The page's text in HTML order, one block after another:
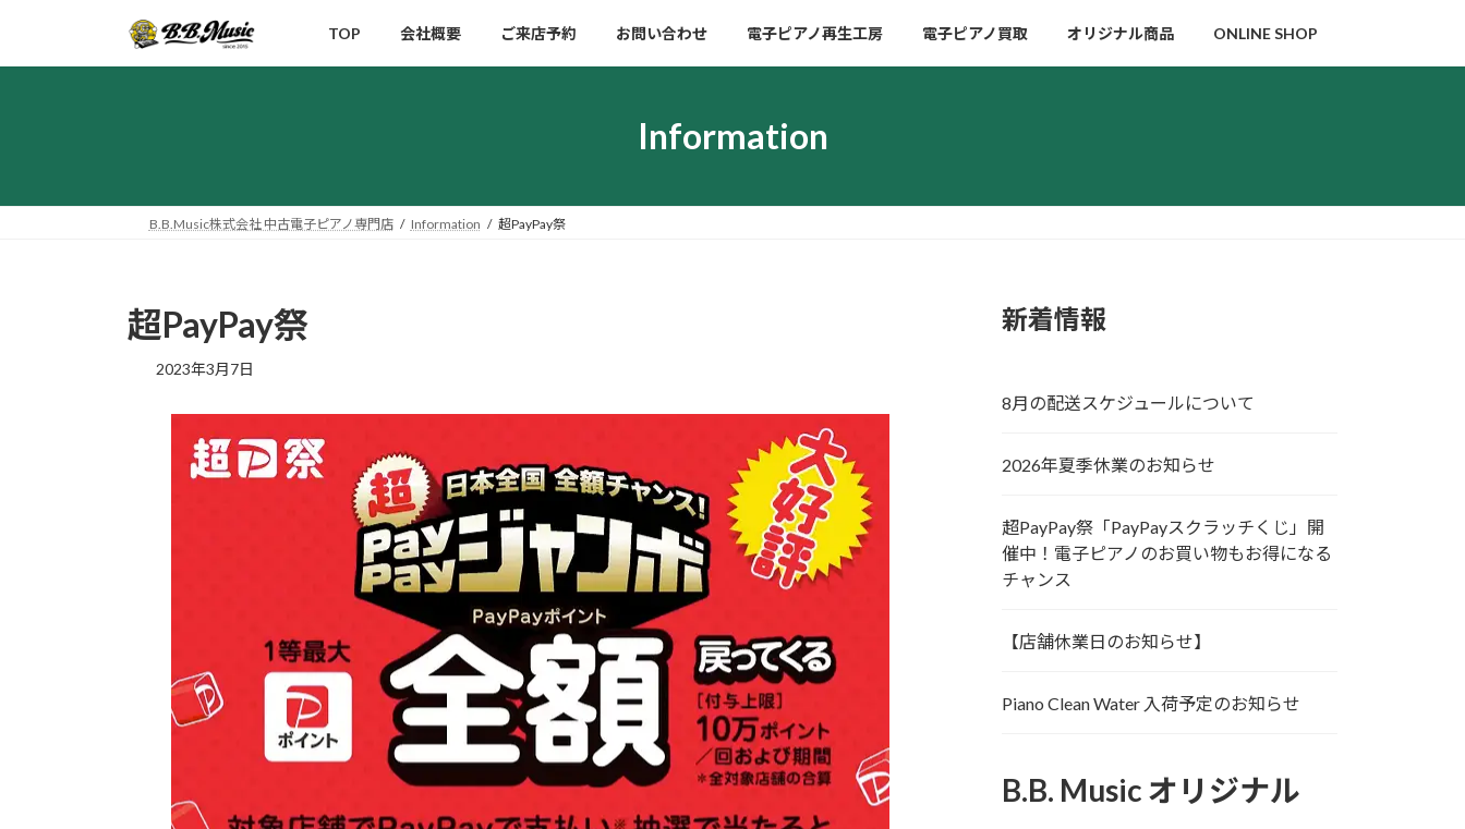
テ
ゲ
TOP 会社概要 ご来店予約 お問い合わせ 電子ピアノ再生工房 電子ピアノ買取 オリジナル商品 ONLINE SHOP
Information
B.B.Music株式会社 中古電子ピアノ専門店 Information 超PayPay祭
超PayPay祭
2023年3月7日
新着情報
8月の配送スケジュールについて
2026年夏季休業のお知らせ
超PayPay祭「PayPayスクラッチくじ」開
催中！電子ピアノのお買い物もお得になる
チャンス
【店舗休業日のお知らせ】
Piano Clean Water 入荷予定のお知らせ
B.B. Music オリジナル